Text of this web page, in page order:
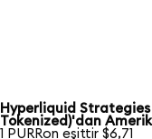
Hyperliquid Strategies
Tokenized)'dan
1 PURRon eşittir $6,71